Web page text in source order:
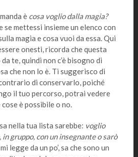
è cosa voglio dalla magia?
se mettessi insieme un elenco con
magia e cosa vuoi da essa. Qui
onesti, ricorda che questa
te, quindi non c’è bisogno di
che non lo è. Ti suggerisco di
di conservarlo, poiché
il tuo percorso, potrai vedere
è possibile o no.
tua lista sarebbe: voglio
gruppo, con un insegnante o sarò
legge da un po’, sa che sono un